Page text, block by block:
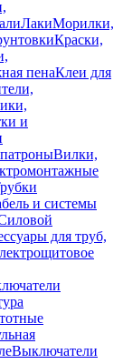
ЛакиМорилки,
Краски,
пенаКлеи для
и
Вилки,
и системы
для труб,
Выключатели